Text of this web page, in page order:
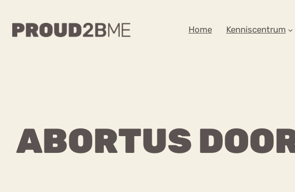
naar
Home Kenniscentrum
ABORTUS
Content
Over ons
WAAR BEN JE NAAR
Over proud2bme